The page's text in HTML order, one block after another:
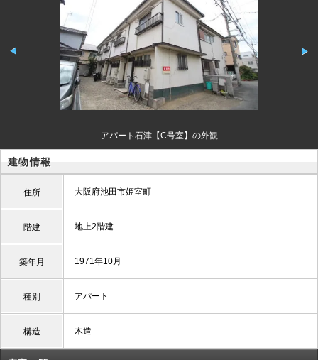
アパート石津【C号室】の外観
建物情報
住所 大阪府池田市姫室町
階建 地上2階建
築年月 1971年10月
種別 アパート
構造 木造